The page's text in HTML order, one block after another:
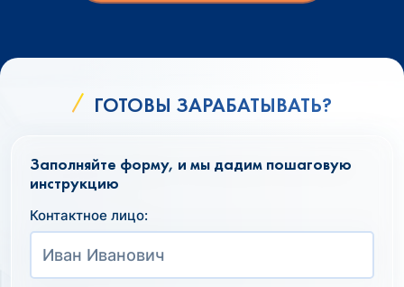
ГОТОВЫ ЗАРАБАТЫВАТЬ?
Заполняйте форму, и мы дадим пошаговую
инструкцию
Контактное лицо: